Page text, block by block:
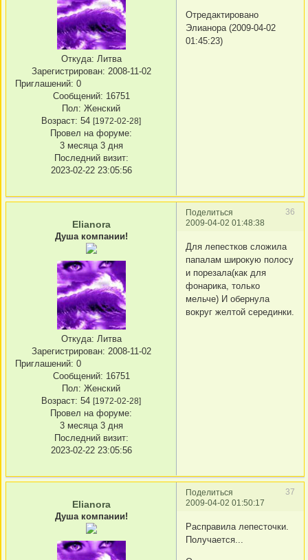
Откуда: Литва
Зарегистрирован: 2008-11-02
Приглашений: 0
Сообщений: 16751
Пол: Женский
Возраст: 54 [1972-02-28]
Провел на форуме:
3 месяца 3 дня
Последний визит:
2023-02-22 23:05:56
Отредактировано
Элианора (2009-04-02
01:45:23)
Поделиться
36
2009-04-02 01:48:38
Elianora
Душа компании!
Откуда: Литва
Зарегистрирован: 2008-11-02
Приглашений: 0
Сообщений: 16751
Пол: Женский
Возраст: 54 [1972-02-28]
Провел на форуме:
3 месяца 3 дня
Последний визит:
2023-02-22 23:05:56
Для лепестков сложила
папалам широкую полосу
и порезала(как для
фонарика, только
мельче) И обернула
вокруг желтой серединки.
Поделиться
37
2009-04-02 01:50:17
Elianora
Душа компании!
Расправила лепесточки.
Получается...